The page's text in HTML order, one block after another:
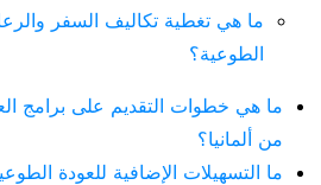
ما هي تغطية تكاليف السفر
الطوعية؟
ما هي خطوات التقديم على برامج
من ألمانيا؟
ما التسهيلات الإضافية للعودة